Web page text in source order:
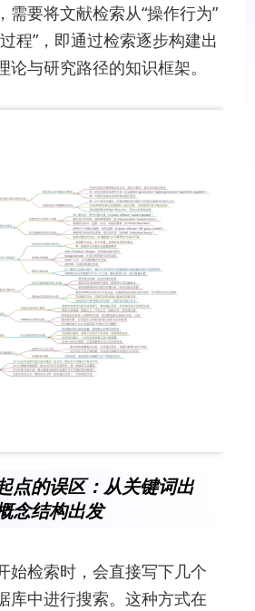
需要将文献检索从“操作行为”
程”，即通过检索逐步构建出
论与研究路径的知识框架。
点的误区：从关键词出
念结构出发
始检索时，会直接写下几个
库中进行搜索。这种方式在